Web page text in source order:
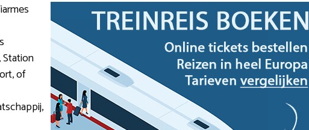
of